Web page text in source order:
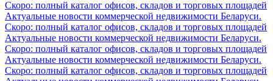
Скоро: полный каталог офисов, складов и торговых площадей
Актуальные новости коммерческой недвижимости Беларуси.
Скоро: полный каталог офисов, складов и торговых площадей
Актуальные новости коммерческой недвижимости Беларуси.
Скоро: полный каталог офисов, складов и торговых площадей
Актуальные новости коммерческой недвижимости Беларуси.
Скоро: полный каталог офисов, складов и торговых площадей